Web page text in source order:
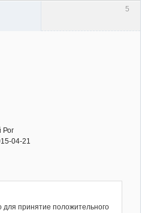
5
Рог
04-21
для принятие положительного